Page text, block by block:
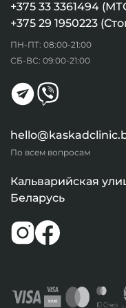
+375 33 3361494
+375 29 1950223
ПН-ПТ: 08:00-21:00
СБ-ВС: 09:00-21:00
По всем вопросам
Кальварийская
Беларусь